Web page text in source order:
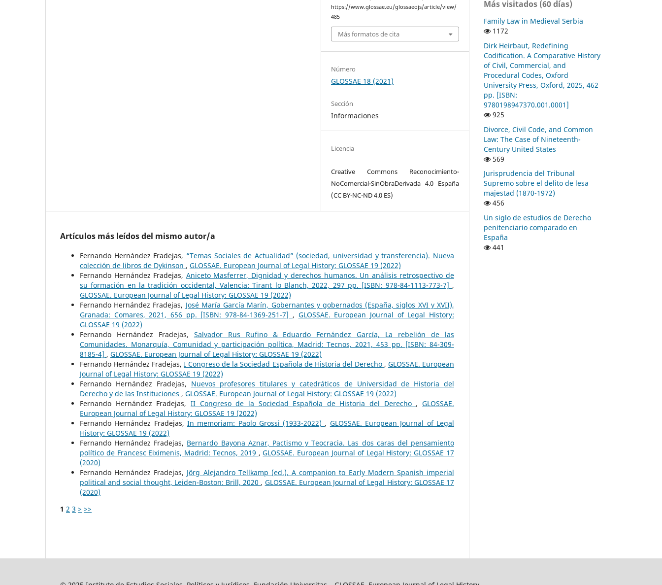
https://www.glossae.eu/glossaeojs/article/view/
485
Más formatos de cita
Número
GLOSSAE 18 (2021)
Sección
Informaciones
Licencia
Creative Commons Reconocimiento-
NoComercial-SinObraDerivada 4.0 España
(CC BY-NC-ND 4.0 ES)
Artículos más leídos del mismo autor/a
Fernando Hernández Fradejas, “Temas Sociales de Actualidad” (sociedad, universidad y transferencia). Nueva
colección de libros de Dykinson , GLOSSAE. European Journal of Legal History: GLOSSAE 19 (2022)
Fernando Hernández Fradejas, Aniceto Masferrer, Dignidad y derechos humanos. Un análisis retrospectivo de
su formación en la tradición occidental, Valencia: Tirant lo Blanch, 2022, 297 pp. [ISBN: 978-84-1113-773-7] ,
GLOSSAE. European Journal of Legal History: GLOSSAE 19 (2022)
Fernando Hernández Fradejas, José María García Marín, Gobernantes y gobernados (España, siglos XVI y XVII),
Granada: Comares, 2021, 656 pp. [ISBN: 978-84-1369-251-7] , GLOSSAE. European Journal of Legal History:
GLOSSAE 19 (2022)
Fernando Hernández Fradejas, Salvador Rus Rufino & Eduardo Fernández García, La rebelión de las
Comunidades. Monarquía, Comunidad y participación política, Madrid: Tecnos, 2021, 453 pp. [ISBN: 84-309-
8185-4] , GLOSSAE. European Journal of Legal History: GLOSSAE 19 (2022)
Fernando Hernández Fradejas,I Congreso de la Sociedad Española de Historia del Derecho , GLOSSAE. European
Journal of Legal History: GLOSSAE 19 (2022)
Fernando Hernández Fradejas, Nuevos profesores titulares y catedráticos de Universidad de Historia del
Derecho y de las Instituciones , GLOSSAE. European Journal of Legal History: GLOSSAE 19 (2022)
Fernando Hernández Fradejas, II Congreso de la Sociedad Española de Historia del Derecho ,GLOSSAE.
European Journal of Legal History: GLOSSAE 19 (2022)
Fernando Hernández Fradejas, In memoriam: Paolo Grossi (1933-2022) , GLOSSAE. European Journal of Legal
History: GLOSSAE 19 (2022)
Fernando Hernández Fradejas, Bernardo Bayona Aznar, Pactismo y Teocracia. Las dos caras del pensamiento
político de Francesc Eiximenis, Madrid: Tecnos, 2019 ,GLOSSAE. European Journal of Legal History: GLOSSAE 17
(2020)
Fernando Hernández Fradejas, Jörg Alejandro Tellkamp (ed.), A companion to Early Modern Spanish imperial
political and social thought, Leiden-Boston: Brill, 2020 , GLOSSAE. European Journal of Legal History: GLOSSAE 17
(2020)
1 2 3 > >>
Más visitados (60 días)
Family Law in Medieval Serbia
1172
Dirk Heirbaut, Redefining
Codification. A Comparative History
of Civil, Commercial, and
Procedural Codes, Oxford
University Press, Oxford, 2025, 462
pp. [ISBN:
9780198947370.001.0001]
925
Divorce, Civil Code, and Common
Law: The Case of Nineteenth-
Century United States
569
Jurisprudencia del Tribunal
Supremo sobre el delito de lesa
majestad (1870-1972)
456
Un siglo de estudios de Derecho
penitenciario comparado en
España
441